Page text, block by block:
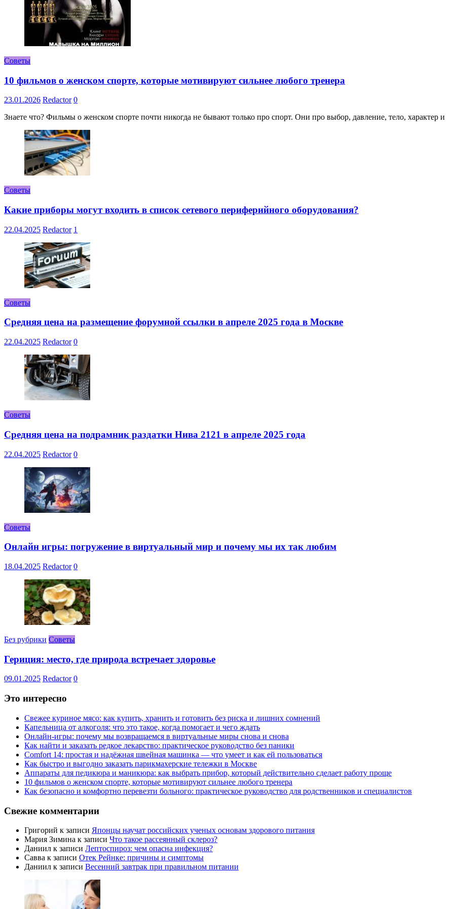
Советы
10 фильмов о женском спорте, которые мотивируют сильнее любого тренера
23.01.2026 Redactor 0
Знаете что? Фильмы о женском спорте почти никогда не бывают только про спорт. Они про выбор, давление, тело, характер и
Советы
Какие приборы могут входить в список сетевого периферийного оборудования?
22.04.2025 Redactor 1
Советы
Средняя цена на размещение форумной ссылки в апреле 2025 года в Москве
22.04.2025 Redactor 0
Советы
Средняя цена на подрамник раздатки Нива 2121 в апреле 2025 года
22.04.2025 Redactor 0
Советы
Онлайн игры: погружение в виртуальный мир и почему мы их так любим
18.04.2025 Redactor 0
Без рубрики Советы
Гериция: место, где природа встречает здоровье
09.01.2025 Redactor 0
Это интересно
Свежее куриное мясо: как купить, хранить и готовить без риска и лишних сомнений
Капельница от алкоголя: что это такое, когда помогает и чего ждать
Онлайн-игры: почему мы возвращаемся в виртуальные миры снова и снова
Как найти и заказать редкое лекарство: практическое руководство без паники
Comfort 14: простая и надёжная швейная машинка — что умеет и как ей пользоваться
Как быстро и выгодно заказать парикмахерские тележки в Москве
Аппараты для педикюра и маникюра: как выбрать прибор, который действительно сделает работу проще
10 фильмов о женском спорте, которые мотивируют сильнее любого тренера
Как безопасно и комфортно перевезти больного: практическое руководство для родственников и специалистов
Свежие комментарии
Григорий к записи Японцы научат российских ученых основам здорового питания
Мария Зимина к записи Что такое рассеянный склероз?
Даниил к записи Лептоспироз: чем опасна инфекция?
Савва к записи Отек Рейнке: причины и симптомы
Даниил к записи Весенний завтрак при правильном питании